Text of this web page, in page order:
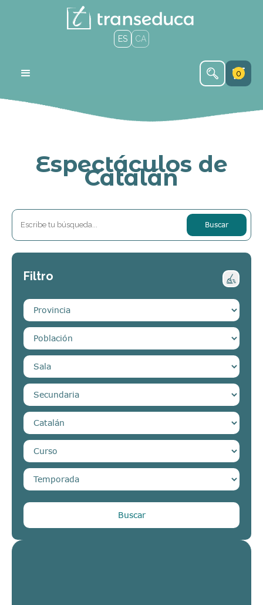
ES CA
0
Espectáculos de
Catalán
Buscar
Filtro
Buscar